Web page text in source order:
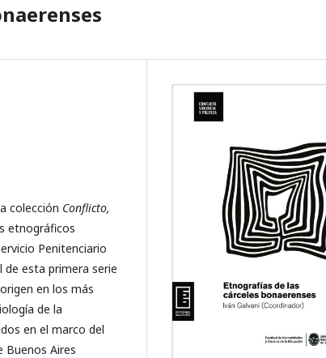
colección Conflicto,
etnográficos
Penitenciario
de esta primera serie
en los más
de la
en el marco del
Buenos Aires